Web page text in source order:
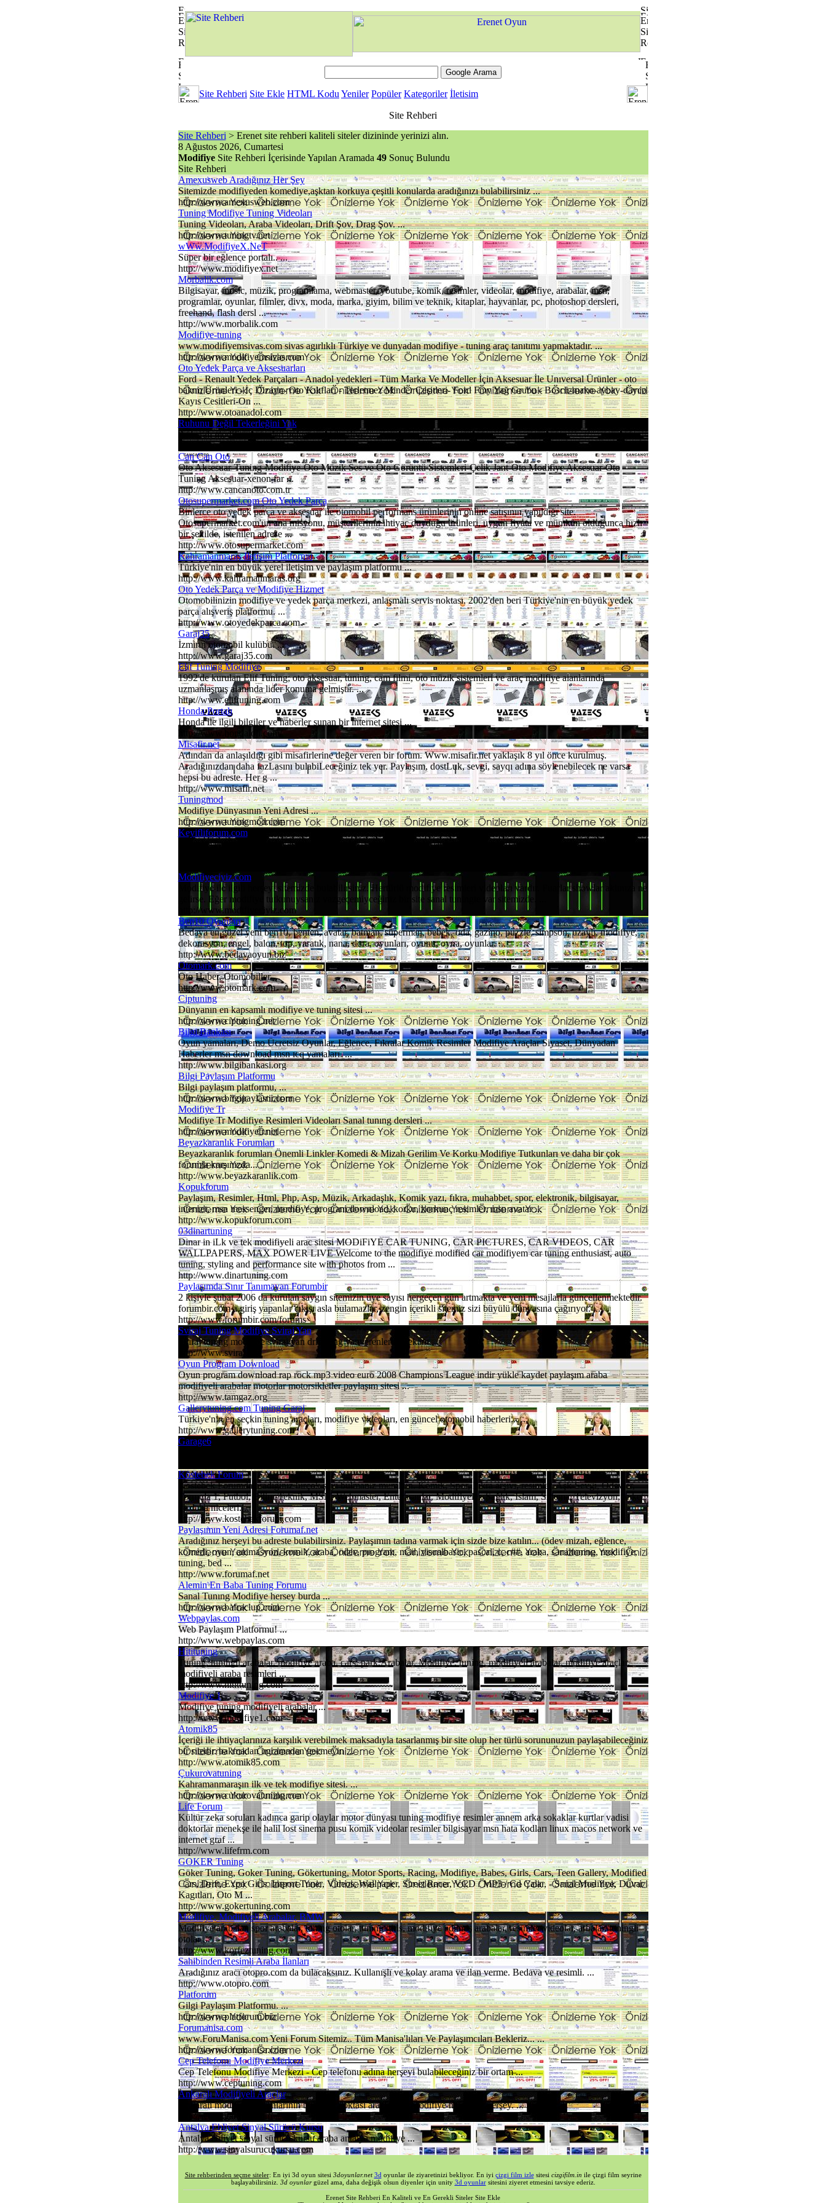
Site Rehberi Site Ekle HTML Kodu Yeniler Popüler Kategoriler İletisim
Site Rehberi
Site Rehberi > Erenet site rehberi kaliteli siteler dizininde yerinizi alın.
8 Ağustos 2026, Cumartesi
ModifiyeSite Rehberi İçerisinde Yapılan Aramada 49Sonuç Bulundu
Site Rehberi
Amexusweb Aradığınız Her Şey
Sitemizde modifiyeden komediye,aşktan korkuya çeşitli konularda aradığınızı bulabilirsiniz ...
http://www.amexusweb.com
Tuning Modifiye Tuning Videoları
Tuning Videoları, Araba Videoları, Drift Şov, Drag Şov. ...
http://www.tuningtv.net
wWw.ModifiyeX.NeT
Süper bir eğlence portalı.. ...
http://www.modifiyex.net
Morbalik.com
Bilgisayar, music, müzik, programlama, webmaster, youtube, komik, resimler, videolar, modifiye, arabalar, msn,
programlar, oyunlar, filmler, divx, moda, marka, giyim, bilim ve teknik, kitaplar, hayvanlar, pc, photoshop dersleri,
freehand, flash dersl ...
http://www.morbalik.com
Modifiye-tuning
www.modifiyemsivas.com sivas agırlıklı Türkiye ve dunyadan modifiye - tuning araç tanıtımı yapmaktadır. ...
http://www.modifiyemsivas.com
Oto Yedek Parça ve Aksesuarları
Ford - Renault Yedek Parçaları - Anadol yedekleri - Tüm Marka Ve Modeller İçin Aksesuar İle Unıversal Ürünler - oto
bakım Ürünleri - İç Dizayn- Oto Kılıfları - Terletmez Minder Çeşitleri- Ford Fmy Yağ Grubu - Bosch-mako-aybay-dayco
Kayıs Cesitleri-On ...
http://www.otoanadol.com
Ruhunu Değil Tekerleğini Yak
Ankaralı modifiye severleri buluşturan tek adres. ...
http://www.ankaratuning.net
Can Can Oto
Oto Aksesuar-Tuning-Modifiye-Oto Müzik Ses ve Oto Görüntü Sistemleri-Çelik Jant-Oto Modifiye Aksesuar-Oto
Tuning Aksesuar-xenon far ...
http://www.cancanoto.com.tr
Otosupermarket.com Oto Yedek Parça
Binlerce oto yedek parça ve aksesuar ile otomobil performans ürünlerinin online satışının yapıldığı site.
Otosupermarket.com'un ana misyonu, müşterilerinin ihtiyaç duyduğu ürünleri, uygun fiyata ve mümkün olduğunca hızlı
bir şekilde, istenilen adrese ...
http://www.otosupermarket.com
Kahramanmaraş Iletişim Platformu
Türkiye'nin en büyük yerel iletişim ve paylaşım platformu ...
http://www.kahramanmaras.org
Oto Yedek Parça ve Modifiye Hizmet
Otomobilinizin modifiye ve yedek parça merkezi, anlaşmalı servis noktası. 2002'den beri Türkiye'nin en büyük yedek
parça alışveriş platformu. ...
http://www.otoyedekparca.com
Garaj35
İzmirin otomobil kulübü. ...
http://www.garaj35.com
Elif Tuning Modifiye
1992'de kurulan Elif Tuning; oto aksesuar, tuning, cam filmi, oto müzik sistemleri ve araç modifiye alanlarında
uzmanlaşmış alanında lider konuma gelmiştir. ...
http://www.eliftuning.com
Honda Portalı
Honda ile ilgili bilgiler ve haberler sunan bir internet sitesi ...
http://www.hondaloji.com/
Misafir.net
Adından da anlaşıldığı gibi misafirlerine değer veren bir forum. Www.misafir.net yaklaşık 8 yıl önce kurulmuş.
Aradığınızdan daha fazLasını bulabiLeceğiniz tek yer. Paylaşım, dostLuk, sevgi, sayqı adına söylenebilecek ne varsa
hepsi bu adreste. Her g ...
http://www.misafir.net
Tuningmod
Modifiye Dünyasının Yeni Adresi ...
http://www.tuningmod.com
Keyifliforum.com
Sitemiz yeni bir forumdur. yasadışı hiçbir içerik yoktur. eğlenceli paylaşım kategorileri ve teması ile yeterince ilgi çekici
Modifiyeciyiz.com
Modifiye ile ilgili herşeyi sitemizde bulabilirsiniz. Hertürlü modifiye resimleri videoları vardır. Fuarlar showlar aklınıza ne
gelirse. Eğer modifiye tutkunuysanız vazgeçemiyceğiniz bir site sanal tuningte var sitemizde. ...
http://www.modifiyeciyiz.com
Ben10 Oyunları
Bedava en güzel yeni ben10, benten, avatar, batman, süperman, bebek, oda, gazino, puzzle, simpson, uzaylı, modifiye,
dekorasyon, engel, balon, top, yaratık, nana, dora, oyunları, oyunu, oyna, oyunlar. ...
http://www.bedavaoyun.biz
Otomark.com
Oto Haber, Otomobiller ...
http://www.otomark.com
Ciptuning
Dünyanın en kapsamlı modifiye ve tuning sitesi ...
http://www.ciptuning.net
Bilgi Bankası
Oyun yamaları, Demo Ücretsiz Oyunlar, Eğlence, Fıkralar Komik Resimler Modifiye Araçlar Siyaset, Dünyadan
Haberler msn download msn ıcq yamaları. ...
http://www.bilgibankasi.org
Bilgi Paylaşım Platformu
Bilgi paylaşım platformu, ...
http://www.bilgipaylastir.com
Modifiye Tr
Modifiye Tr Modifiye Resimleri Videoları Sanal tunıng dersleri ...
http://www.modifiyetr.net
Beyazkaranlık Forumları
Beyazkaranlık forumları Önemli Linkler Komedi & Mizah Gerilim Ve Korku Modifiye Tutkunları ve daha bir çok
forumla karşınızda... ...
http://www.beyazkaranlik.com
Kopukforum
Paylaşım, Resimler, Html, Php, Asp, Müzik, Arkadaşlık, Komik yazı, fıkra, muhabbet, spor, elektronik, bilgisayar,
internet, msn messenger, modifiye, program download, korku, korkunç resimler, msn avatar ...
http://www.kopukforum.com
03dinartuning
Dinar in iLk ve tek modifiyeli arac sitesi MODiFiYE CAR TUNING, CAR PICTURES, CAR VIDEOS, CAR
WALLPAPERS, MAX POWER LIVE Welcome to the modifiye modified car modifiyem car tuning enthusiast, auto
tuning, styling and performance site with photos from ...
http://www.dinartuning.com
Paylaşımda Sınır Tanımayan Forumbir
2 kişiyle şubat 2006 da kurulan saygın sitemizin üye sayısı hergeçen gün artmakta ve yeni mesajlarla güncellenmektedir.
forumbir.com a giriş yapanlar çıkışı asla bulamazlar, zengin içerikli sitemiz sizi büyülü dünyasına çağırıyor. ...
http://www.forumbir.com/forums
Sviraj Tuning Modifiye Sviraj Yan
Sviraj tuning modifiye sviraj yan drift drag yanverenlerin mekanı ...
http://www.sviraj.org
Oyun Program Download
Oyun program download rap rock mp3 video euro 2008 Champions League indir yükle kaydet paylaşım araba
modifiyeli arabalar motorlar motorsikletler paylaşım sitesi ...
http://www.tamgaz.org
Gallerytuning.com Tuning Garaj
Türkiye'nin en seçkin tuning araçları, modifiye videoları, en güncel otomobil haberleri... ...
http://www.gallerytuning.com
Garage6
Köstebek Forum
Köstebek Forumda aradığınız birçok şeyi bulmanız mümkün. Komik, Spor, Fıkra arşivi, resimler, Aşk-Sevgi, Ödevler,
Formula 1, Futbol, Bilim-Teknik, MSN, Webmaster, Enterasanlar, Modifiyeler, Sağlık, Islam, Sinema, Televizyon, anket
ve daha niceleri. ...
http://www.kostebekforum.com
Paylaşımın Yeni Adresi Forumaf.net
Aradığınız herşeyi bu adreste bulabilirsiniz. Paylaşımın tadına varmak için sizde bize katılın... (ödev mizah, eğlence,
komedi, oyun, animasyon, komik, araba, ödev, program, mail, visualbasic, pascal, c, c##, araba, sanaltuning, modifiye,
tuning, bed ...
http://www.forumaf.net
Alemin En Baba Tuning Forumu
Sanal Tunıng Modifiye hersey burda ...
http://www.bafraclup.com
Webpaylas.com
Web Paylaşım Platformu! ...
http://www.webpaylas.com
Hitituning
Tuning, tuningli arabalar, modifiye araba, cars, park,Arabalar, Modifiye, tuning, modifiyeli arabalar, modifiye araçlar,
modifiyeli araba resimleri ...
http://www.hitittuning.com
Modifiye 1
Modifiye tuning modifiyeli arabalar ...
http://www.modifiye1.com
Atomik85
İçeriği ile ihtiyaçlarınıza karşılık verebilmek maksadıyla tasarlanmış bir site olup her türlü sorununuzun paylaşabileceğiniz
bir sitedir. bakmadan ugramadan gecmeyin ...
http://www.atomik85.com
Çukurovatuning
Kahramanmaraşın ilk ve tek modifiye sitesi. ...
http://www.cukurovatuning.com
Life Forum
Kültür zeka soruları kadınca garip olaylar motor dünyası tuning modifiye resimler annem arka sokaklar kurtlar vadisi
doktorlar menekşe ile halil lost sinema pusu komik videolar resimler bilgisayar msn hata kodları linux macos network ve
internet graf ...
http://www.lifefrm.com
GOKER Tuning
Göker Tuning, Goker Tuning, Gökertuning, Motor Sports, Racing, Modifiye, Babes, Girls, Cars, Teen Gallery, Modified
Cars, Drift, Expo Girls, Import Tuner, Videos, Wallpaper, Street Racer, VCD / MP3 / Cd Çalar, - Sanal Modifiye, Duvar
Kagıtları, Oto M ...
http://www.gokertuning.com
Modifiye, Modifiyeli Arabalar, BMW
Modifiye arabalar, spor arabalar, tuning otolar, tuning girls, modifiye edilmiş arabalar, resimler videolar, arbalar, tuningli
otolar ...
http://www.korfeztuning.com
Sahibinden Resimli Araba İlanları
Aradığınız aracı otopro.com da bulacaksınız. Kullanışlı ve kolay arama ve ilan verme. Bedava ve resimli. ...
http://www.otopro.com
Platforum
Gilgi Paylaşım Platformu. ...
http://www.platforum.biz
Forumanisa.com
www.ForuManisa.com Yeni Forum Sitemiz.. Tüm Manisa'lıları Ve Paylaşımcıları Bekleriz... ...
http://www.forumanisa.com
Cep Telefonu Modifiye Merkezi
Cep Telefonu Modifiye Merkezi - Cep telefonu adına herşeyi bulabileceğiniz bir ortam ...
http://www.ceptuning.com
Ankaralı Modifiyeli Araçlar
Ankaralı modifiye tutkunlarının buluşma noktası araçları ve Modifiye hakkında herşey. ...
http://www.garaj06.com
Antalya Ehliyet Sinyal Sürücü Kursu
Antalya ehliyet sinyal sürücü kursu araba antalya modifiye ...
http://www.sinyalsurucukursu.com
Site rehberinden seçme siteler: En iyi 3d oyun sitesi 3doyunlar.net 3d oyunlar ile ziyaretinizi bekliyor. En iyi çizgi film izlesitesi cizgifilm.in ile çizgi film seyrine
başlayabilirsiniz. 3d oyunlargüzel ama, daha değişik olsun diyenler için unity 3d oyunlarsitesini ziyeret etmesini tavsiye ederiz.
Erenet Site Rehberi En Kaliteli ve En Gerekli Siteler Site Ekle